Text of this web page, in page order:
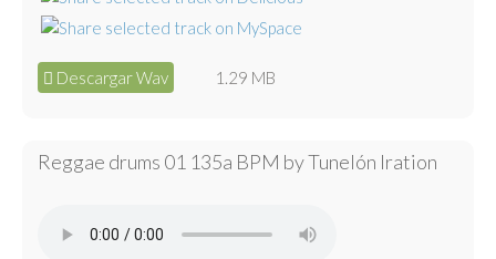
Descargar Wav 1.29 MB
Reggae drums 01 135a BPM by Tunelón Iration